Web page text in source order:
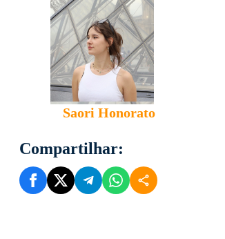
Saori Honorato
Compartilhar: